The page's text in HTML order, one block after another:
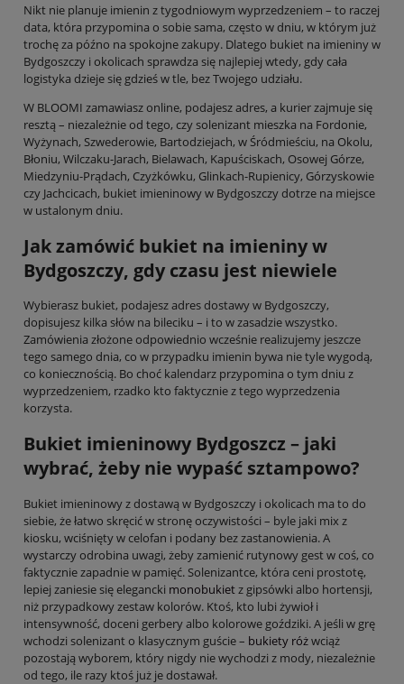
Nikt nie planuje imienin z tygodniowym wyprzedzeniem – to raczej
data, która przypomina o sobie sama, często w dniu, w którym już
trochę za późno na spokojne zakupy. Dlatego bukiet na imieniny w
Bydgoszczy i okolicach sprawdza się najlepiej wtedy, gdy cała
logistyka dzieje się gdzieś w tle, bez Twojego udziału.
W BLOOMI zamawiasz online, podajesz adres, a kurier zajmuje się
resztą – niezależnie od tego, czy solenizant mieszka na Fordonie,
Wyżynach, Szwederowie, Bartodziejach, w Śródmieściu, na Okolu,
Błoniu, Wilczaku-Jarach, Bielawach, Kapuściskach, Osowej Górze,
Miedzyniu-Prądach, Czyżkówku, Glinkach-Rupienicy, Górzyskowie
czy Jachcicach, bukiet imieninowy w Bydgoszczy dotrze na miejsce
w ustalonym dniu.
Jak zamówić bukiet na imieniny w
Bydgoszczy, gdy czasu jest niewiele
Wybierasz bukiet, podajesz adres dostawy w Bydgoszczy,
dopisujesz kilka słów na bileciku – i to w zasadzie wszystko.
Zamówienia złożone odpowiednio wcześnie realizujemy jeszcze
tego samego dnia, co w przypadku imienin bywa nie tyle wygodą,
co koniecznością. Bo choć kalendarz przypomina o tym dniu z
wyprzedzeniem, rzadko kto faktycznie z tego wyprzedzenia
korzysta.
Bukiet imieninowy Bydgoszcz – jaki
wybrać, żeby nie wypaść sztampowo?
Bukiet imieninowy z dostawą w Bydgoszczy i okolicach ma to do
siebie, że łatwo skręcić w stronę oczywistości – byle jaki mix z
kiosku, wciśnięty w celofan i podany bez zastanowienia. A
wystarczy odrobina uwagi, żeby zamienić rutynowy gest w coś, co
faktycznie zapadnie w pamięć. Solenizantce, która ceni prostotę,
lepiej zaniesie się elegancki monobukiet z gipsówki albo hortensji,
niż przypadkowy zestaw kolorów. Ktoś, kto lubi żywioł i
intensywność, doceni gerbery albo kolorowe goździki. A jeśli w grę
wchodzi solenizant o klasycznym guście – bukiety różwciąż
pozostają wyborem, który nigdy nie wychodzi z mody, niezależnie
od tego, ile razy ktoś już je dostawał.